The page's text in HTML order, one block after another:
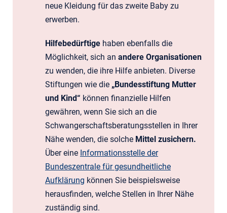
neue Kleidung für das zweite Baby zu
erwerben.
Hilfebedürftige haben ebenfalls die
Möglichkeit, sich an andere Organisationen
zu wenden, die ihre Hilfe anbieten. Diverse
Stiftungen wie die „Bundesstiftung Mutter
und Kind“ können finanzielle Hilfen
gewähren, wenn Sie sich an die
Schwangerschaftsberatungsstellen in Ihrer
Nähe wenden, die solche Mittel zusichern.
Über eine Informationsstelle der
Bundeszentrale für gesundheitliche
Aufklärung können Sie beispielsweise
herausfinden, welche Stellen in Ihrer Nähe
zuständig sind.